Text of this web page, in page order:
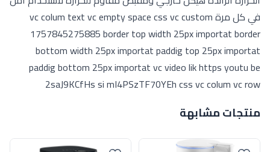
في كل مرة vc colum text vc empty space css vc custom
1757845275885 border top width 25px importat border
bottom width 25px importat paddig top 25px importat
paddig bottom 25px importat vc video lik https youtu be
2saJ9KCfHs si mI4PSzTF70YEh css vc colum vc row
منتجات مشابهة